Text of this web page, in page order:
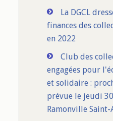
La DGCL
finances des
en 2022
Club des
engagées pour
et solidaire :
prévue le jeudi
Ramonville Saint-